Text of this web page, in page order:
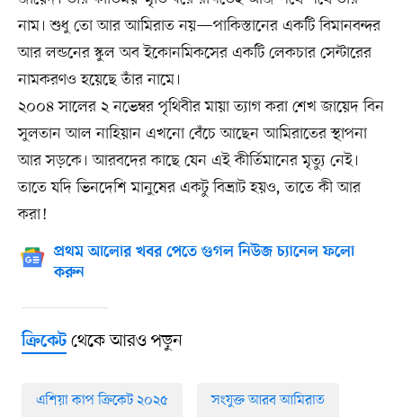
নাম। শুধু তো আর আমিরাত নয়—পাকিস্তানের একটি বিমানবন্দর
আর লন্ডনের স্কুল অব ইকোনমিকসের একটি লেকচার সেন্টারের
নামকরণও হয়েছে তাঁর নামে।
২০০৪ সালের ২ নভেম্বর পৃথিবীর মায়া ত্যাগ করা শেখ জায়েদ বিন
সুলতান আল নাহিয়ান এখনো বেঁচে আছেন আমিরাতের স্থাপনা
আর সড়কে। আরবদের কাছে যেন এই কীর্তিমানের মৃত্যু নেই।
তাতে যদি ভিনদেশি মানুষের একটু বিভ্রাট হয়ও, তাতে কী আর
করা!
প্রথম আলোর খবর পেতে গুগল নিউজ চ্যানেল ফলো
করুন
ক্রিকেটথেকে আরও পড়ুন
এশিয়া কাপ ক্রিকেট ২০২৫ সংযুক্ত আরব আমিরাত